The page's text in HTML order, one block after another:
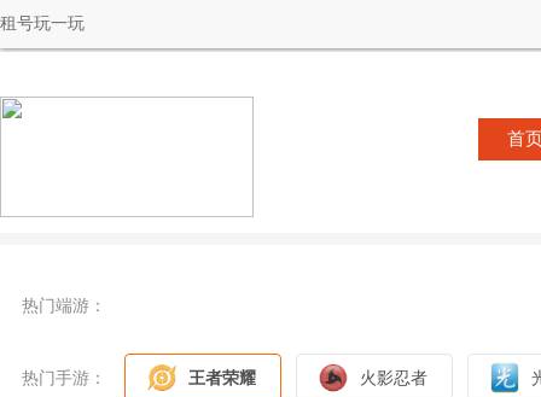
租号玩一玩
首
热门端游：
热门手游： 王者荣耀 火影忍者